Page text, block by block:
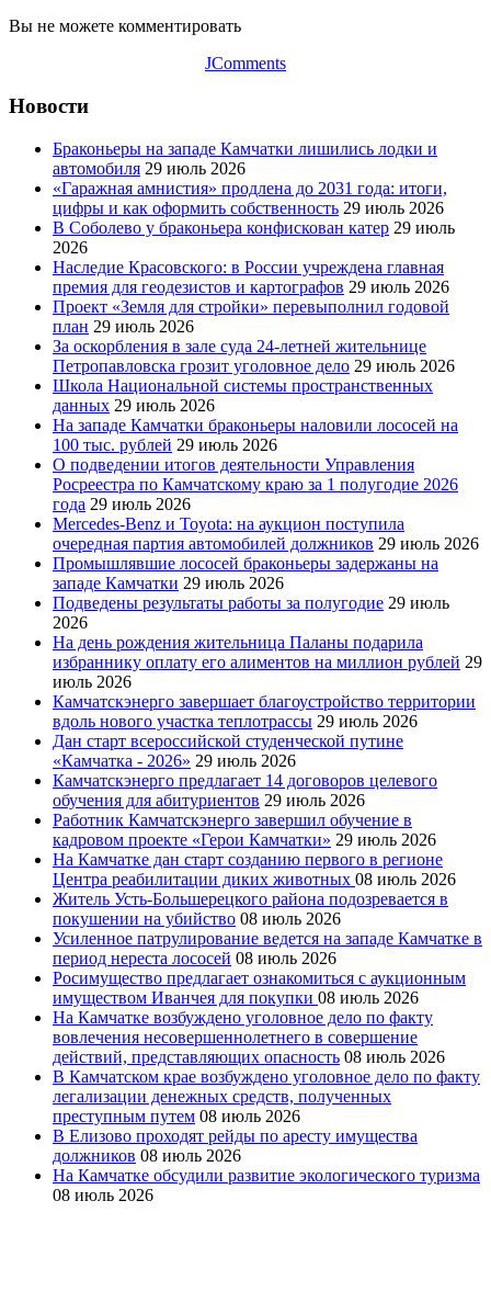
Вы не можете комментировать
JComments
Новости
Браконьеры на западе Камчатки лишились лодки и
автомобиля 29 июль 2026
«Гаражная амнистия» продлена до 2031 года: итоги,
цифры и как оформить собственность 29 июль 2026
В Соболево у браконьера конфискован катер 29 июль
2026
Наследие Красовского: в России учреждена главная
премия для геодезистов и картографов 29 июль 2026
Проект «Земля для стройки» перевыполнил годовой
план 29 июль 2026
За оскорбления в зале суда 24-летней жительнице
Петропавловска грозит уголовное дело 29 июль 2026
Школа Национальной системы пространственных
данных 29 июль 2026
На западе Камчатки браконьеры наловили лососей на
100 тыс. рублей 29 июль 2026
О подведении итогов деятельности Управления
Росреестра по Камчатскому краю за 1 полугодие 2026
года 29 июль 2026
Mercedes-Benz и Toyota: на аукцион поступила
очередная партия автомобилей должников 29 июль 2026
Промышлявшие лососей браконьеры задержаны на
западе Камчатки 29 июль 2026
Подведены результаты работы за полугодие 29 июль
2026
На день рождения жительница Паланы подарила
избраннику оплату его алиментов на миллион рублей 29
июль 2026
Камчатскэнерго завершает благоустройство территории
вдоль нового участка теплотрассы 29 июль 2026
Дан старт всероссийской студенческой путине
«Камчатка - 2026» 29 июль 2026
Камчатскэнерго предлагает 14 договоров целевого
обучения для абитуриентов 29 июль 2026
Работник Камчатскэнерго завершил обучение в
кадровом проекте «Герои Камчатки» 29 июль 2026
На Камчатке дан старт созданию первого в регионе
Центра реабилитации диких животных 08 июль 2026
Житель Усть-Большерецкого района подозревается в
покушении на убийство 08 июль 2026
Усиленное патрулирование ведется на западе Камчатке в
период нереста лососей 08 июль 2026
Росимущество предлагает ознакомиться с аукционным
имуществом Иванчея для покупки 08 июль 2026
На Камчатке возбуждено уголовное дело по факту
вовлечения несовершеннолетнего в совершение
действий, представляющих опасность 08 июль 2026
В Камчатском крае возбуждено уголовное дело по факту
легализации денежных средств, полученных
преступным путем 08 июль 2026
В Елизово проходят рейды по аресту имущества
должников 08 июль 2026
На Камчатке обсудили развитие экологического туризма
08 июль 2026